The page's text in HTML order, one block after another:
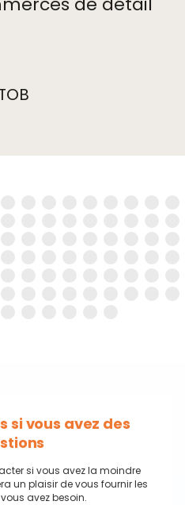
si vous avez des
si vous avez la moindre
un plaisir de vous fournir les
avez besoin.